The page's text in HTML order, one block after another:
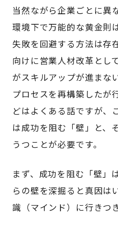
当然ながら企業ごとに異
環境下で万能的な黄金則
失敗を回避する方法は存
向けに営業人材改革とし
がスキルアップが進まな
プロセスを再構築したが
どはよくある話ですが、
は成功を阻む「壁」と、
うつことが必要です。
まず、成功を阻む「壁」
らの壁を深掘ると真因は
識（マインド）に行きつ